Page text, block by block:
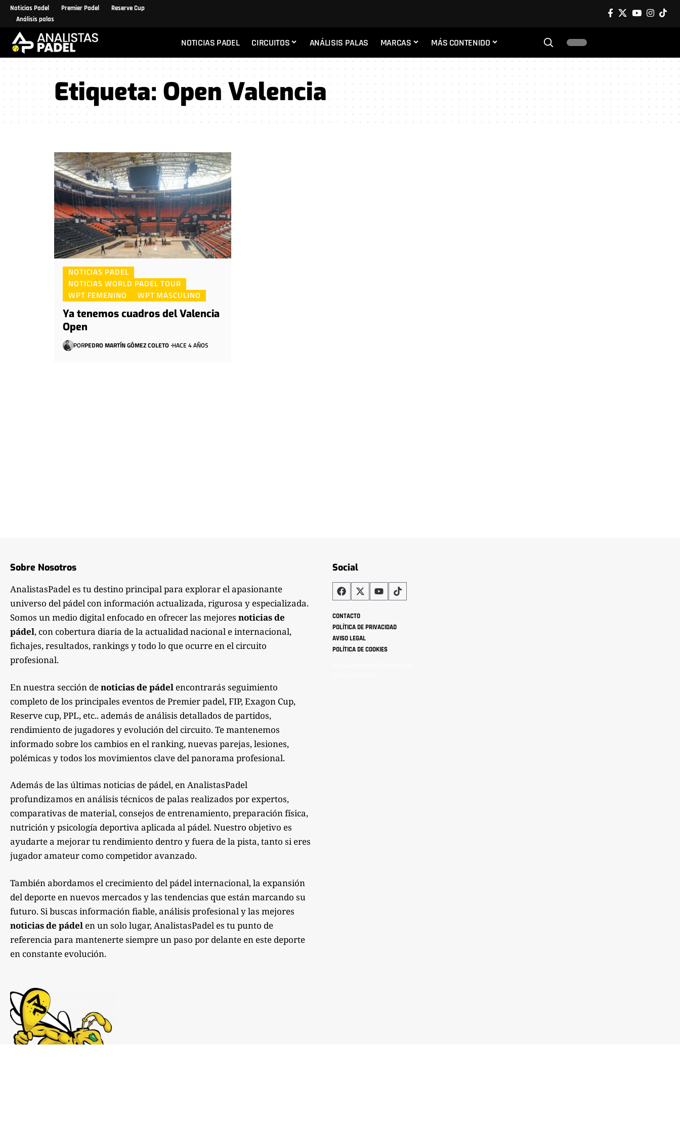
Noticias Padel Premier Padel
Reserve Cup
Análisis palas
NOTICIAS PADEL CIRCUITOS ANÁLISIS PALAS MARCAS MÁS CONTENIDO
Etiqueta:Open Valencia
NOTICIAS PADEL
NOTICIAS WORLD PADEL TOUR
WPT FEMENINO
WPT MASCULINO
Ya tenemos cuadros del Valencia
Open
PORPEDRO MARTÍN GÓMEZ COLETO HACE 4 AÑOS
Sobre Nosotros
AnalistasPadel es tu destino principal para explorar el apasionante
universo del pádel con información actualizada, rigurosa y especializada.
Somos un medio digital enfocado en ofrecer las mejores noticias de
pádel, con cobertura diaria de la actualidad nacional e internacional,
fichajes, resultados, rankings y todo lo que ocurre en el circuito
profesional.
En nuestra sección denoticias de pádel encontrarás seguimiento
completo de los principales eventos de Premier padel, FIP, Exagon Cup,
Reserve cup, PPL, etc.. además de análisis detallados de partidos,
rendimiento de jugadores y evolución del circuito. Te mantenemos
informado sobre los cambios en el ranking, nuevas parejas, lesiones,
polémicas y todos los movimientos clave del panorama profesional.
Además de las últimas noticias de pádel, en AnalistasPadel
profundizamos en análisis técnicos de palas realizados por expertos,
comparativas de material, consejos de entrenamiento, preparación física,
nutrición y psicología deportiva aplicada al pádel. Nuestro objetivo es
ayudarte a mejorar tu rendimiento dentro y fuera de la pista, tanto si eres
jugador amateur como competidor avanzado.
También abordamos el crecimiento del pádel internacional, la expansión
del deporte en nuevos mercados y las tendencias que están marcando su
futuro. Si buscas información fiable, análisis profesional y las mejores
noticias de pádel en un solo lugar, AnalistasPadel es tu punto de
referencia para mantenerte siempre un paso por delante en este deporte
en constante evolución.
Social
CONTACTO
POLÍTICA DE PRIVACIDAD
AVISO LEGAL
POLÍTICA DE COOKIES